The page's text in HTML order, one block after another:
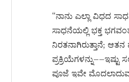
“ನಾನು ಎಲ್ಲಾ ವಿಧದ
ಸಾಧನೆಯಲ್ಲಿ ಭಕ್ತ
ನಿರತನಾಗಿರುತ್ತಾನೆ;
ಪೂಜೆ ಇವೇ